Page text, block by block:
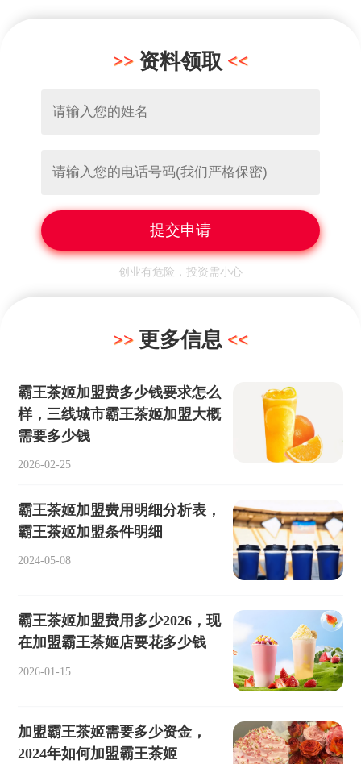
资料领取
创业有危险，投资需小心
更多信息
霸王茶姬加盟费多少钱要求怎么
样，三线城市霸王茶姬加盟大概
需要多少钱
2026-02-25
霸王茶姬加盟费用明细分析表，
霸王茶姬加盟条件明细
2024-05-08
霸王茶姬加盟费用多少2026，现
在加盟霸王茶姬店要花多少钱
2026-01-15
加盟霸王茶姬需要多少资金，
2024年如何加盟霸王茶姬